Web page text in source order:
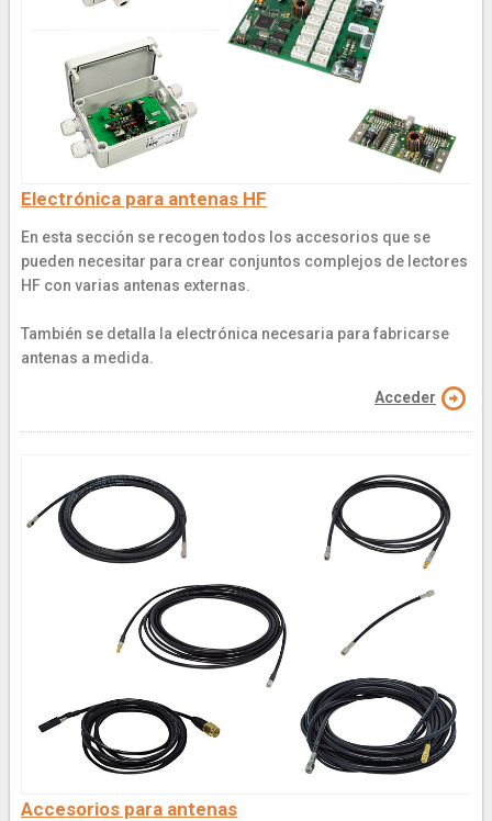
Electrónica para antenas HF
En esta sección se recogen todos los accesorios que se
pueden necesitar para crear conjuntos complejos de lectores
HF con varias antenas externas.
También se detalla la electrónica necesaria para fabricarse
antenas a medida.
Acceder
Accesorios para antenas